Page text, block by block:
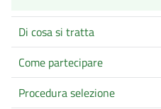
Di cosa si tratta
Come partecipare
Procedura selezione